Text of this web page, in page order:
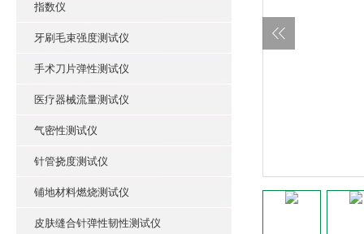
指数仪
牙刷毛束强度测试仪
手术刀片弹性测试仪
医疗器械流量测试仪
气密性测试仪
针管挠度测试仪
铺地材料燃烧测试仪
皮肤缝合针弹性韧性测试仪